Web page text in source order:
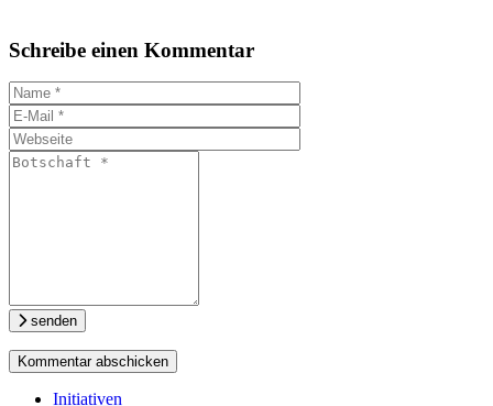
Schreibe einen Kommentar
senden
Initiativen